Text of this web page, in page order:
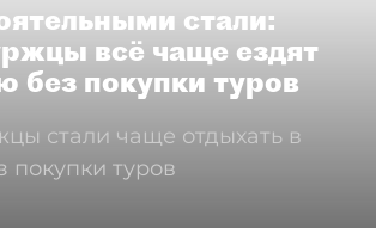
стали:
всё чаще ездят
без покупки туров
стали чаще отдыхать в
покупки туров